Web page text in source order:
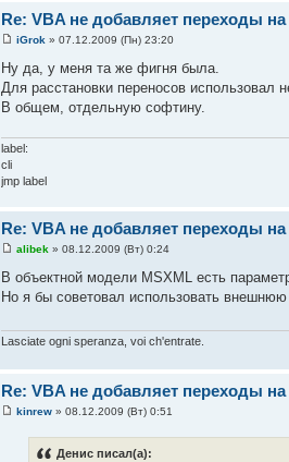
Re: VBA не добавляет переходы
iGrok » 07.12.2009 (Пн) 23:20
Ну да, у меня та же фигня была.
Для расстановки переносов использовал
В общем, отдельную софтину.
label:
cli
jmp label
Re: VBA не добавляет переходы
alibek» 08.12.2009 (Вт) 0:24
В объектной модели MSXML есть
Но я бы советовал использовать
Lasciate ogni speranza, voi ch'entrate.
Re: VBA не добавляет переходы
kinrew» 08.12.2009 (Вт) 0:51
Денис писал(а):